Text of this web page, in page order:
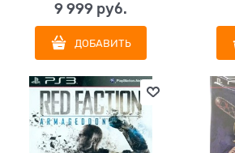
9 999 руб.
ДОБАВИТЬ